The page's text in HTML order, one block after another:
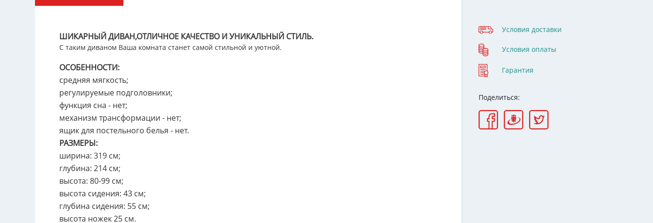
Условия доставки
Условия оплаты
Гарантия
Поделиться:
ШИКАРНЫЙ ДИВАН,ОТЛИЧНОЕ КАЧЕСТВО И УНИКАЛЬНЫЙ СТИЛЬ.
С таким диваном Ваша комната станет самой стильной и уютной.
ОСОБЕННОСТИ:
средняя мягкость;
регулируемые подголовники;
функция сна - нет;
механизм трансформации - нет;
ящик для постельного белья - нет.
РАЗМЕРЫ:
ширина: 319 см;
глубина: 214 см;
высота: 80-99 см;
высота сидения: 43 см;
глубина сидения: 55 см;
высота ножек 25 см.